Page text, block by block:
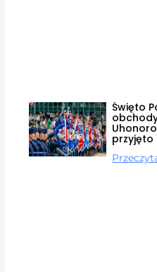
Święto
przyjęto